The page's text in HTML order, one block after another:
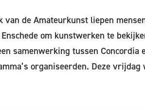
van de Amateurkunst liepen
om kunstwerken te
samenwerking tussen
organiseerden. Deze